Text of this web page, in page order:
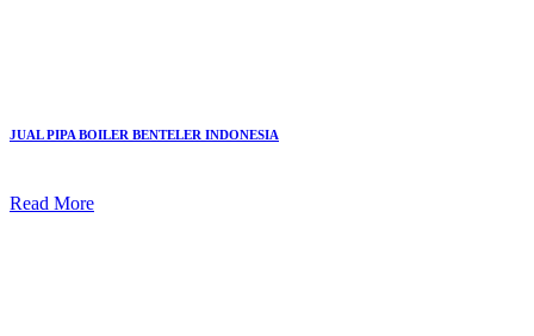
JUAL PIPA BOILER BENTELER INDONESIA
Read More